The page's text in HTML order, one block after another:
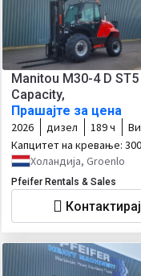
Manitou M30-4 D
Capacity,
Прашајте за цена
2026 дизел 189 ч
Капцитет на кревање:
Холандија, Groenlo
Pfeifer Rentals & Sales